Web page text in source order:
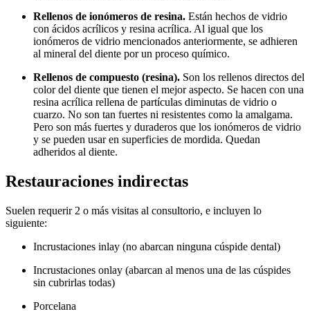
Rellenos de ionómeros de resina. Están hechos de vidrio
con ácidos acrílicos y resina acrílica. Al igual que los
ionómeros de vidrio mencionados anteriormente, se adhieren
al mineral del diente por un proceso químico.
Rellenos de compuesto (resina). Son los rellenos directos del
color del diente que tienen el mejor aspecto. Se hacen con una
resina acrílica rellena de partículas diminutas de vidrio o
cuarzo. No son tan fuertes ni resistentes como la amalgama.
Pero son más fuertes y duraderos que los ionómeros de vidrio
y se pueden usar en superficies de mordida. Quedan
adheridos al diente.
Restauraciones indirectas
Suelen requerir 2 o más visitas al consultorio, e incluyen lo
siguiente:
Incrustaciones inlay (no abarcan ninguna cúspide dental)
Incrustaciones onlay (abarcan al menos una de las cúspides
sin cubrirlas todas)
Porcelana